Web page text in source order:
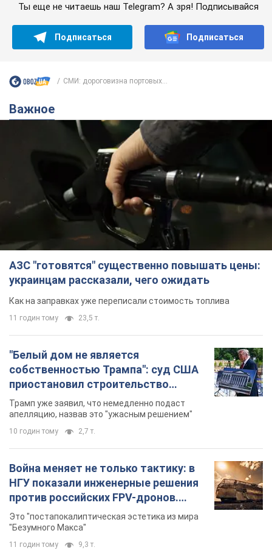
Ты еще не читаешь наш Telegram? А зря! Подписывайся
Подписаться Подписаться
СМИ: дороговизна портовых...
Важное
АЗС "готовятся" существенно повышать цены:
украинцам рассказали, чего ожидать
Как на заправках уже переписали стоимость топлива
11 годин тому 23,5 т.
"Белый дом не является
собственностью Трампа": суд США
приостановил строительство
бального зала стоимостью 400 млн
долларов
Трамп уже заявил, что немедленно подаст
апелляцию, назвав это "ужасным решением"
10 годин тому 2,7 т.
Война меняет не только тактику: в
НГУ показали инженерные решения
против российских FPV-дронов.
Фото
Это "постапокалиптическая эстетика из мира
"Безумного Макса"
11 годин тому 9,3 т.